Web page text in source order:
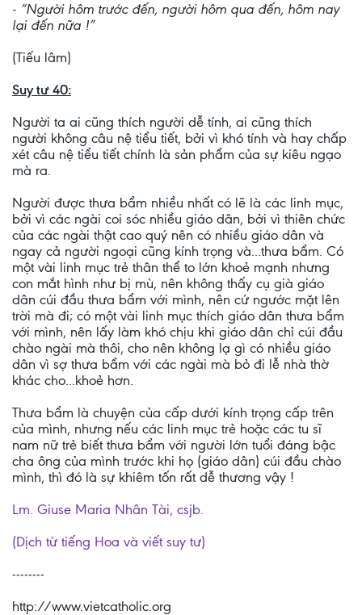
- “Người hôm trước đến, người hôm qua đến, hôm nay
lại đến nữa !”
(Tiếu lâm)
Suy tư 40:
Người ta ai cũng thích người dễ tính, ai cũng thích
người không câu nệ tiểu tiết, bởi vì khó tính và hay chấp
xét câu nệ tiểu tiết chính là sản phẩm của sự kiêu ngạo
mà ra.
Người được thưa bẩm nhiều nhất có lẽ là các linh mục,
bởi vì các ngài coi sóc nhiều giáo dân, bởi vì thiên chức
của các ngài thật cao quý nên có nhiều giáo dân và
ngay cả người ngoại cũng kính trọng và...thưa bẩm. Có
một vài linh mục trẻ thân thể to lớn khoẻ mạnh nhưng
con mắt hình như bị mù, nên không thấy cụ già giáo
dân cúi đầu thưa bẩm với mình, nên cứ ngước mặt lên
trời mà đi; có một vài linh mục thích giáo dân thưa bẩm
với mình, nên lấy làm khó chịu khi giáo dân chỉ cúi đầu
chào ngài mà thôi, cho nên không lạ gì có nhiều giáo
dân vì sợ thưa bẩm với các ngài mà bỏ đi lễ nhà thờ
khác cho...khoẻ hơn.
Thưa bẩm là chuyện của cấp dưới kính trọng cấp trên
của mình, nhưng nếu các linh mục trẻ hoặc các tu sĩ
nam nữ trẻ biết thưa bẩm với người lớn tuổi đáng bậc
cha ông của mình trước khi họ (giáo dân) cúi đầu chào
mình, thì đó là sự khiêm tốn rất dễ thương vậy !
Lm. Giuse Maria Nhân Tài, csjb.
(Dịch từ tiếng Hoa và viết suy tư)
--------
http://www.vietcatholic.org